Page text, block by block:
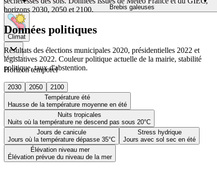
Brebis galeuses
Climat
Horizon temporel
2030 2050
2100
Température été
Hausse de la température moyenne en été
Nuits tropicales
Nuits où la température ne descend pas sous 20°C
Jours de canicule
Jours où la température dépasse 35°C
Stress hydrique
Jours avec sol sec en été
Élévation niveau mer
Élévation prévue du niveau de la mer
horizons 2030, 2050 et 2100.
Données politiques
Résultats des élections municipales 2020, présidentielles 2022 et
législatives 2022. Couleur politique actuelle de la mairie, stabilité
politique, taux d'abstention.